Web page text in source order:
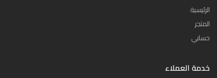
الرئيسية
المتجر
حسابي
خدمة العملاء